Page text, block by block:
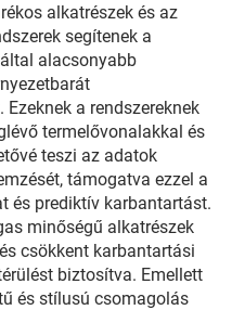
alkatrészek és az
segítenek a
alacsonyabb
a rendszereknek
termelővonalakkal és
teszi az adatok
támogatva ezzel a
prediktív karbantartást.
minőségű alkatrészek
csökkent karbantartási
biztosítva. Emellett
és stílusú csomagolás